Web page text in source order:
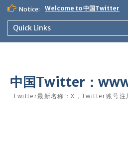
Skip
content
Notice: Welcome to 中国Twitter
Quick Links
中国Twitter：
Twitter最新名称：X，Twitter账号